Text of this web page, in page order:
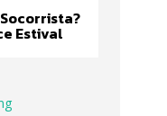
Estival